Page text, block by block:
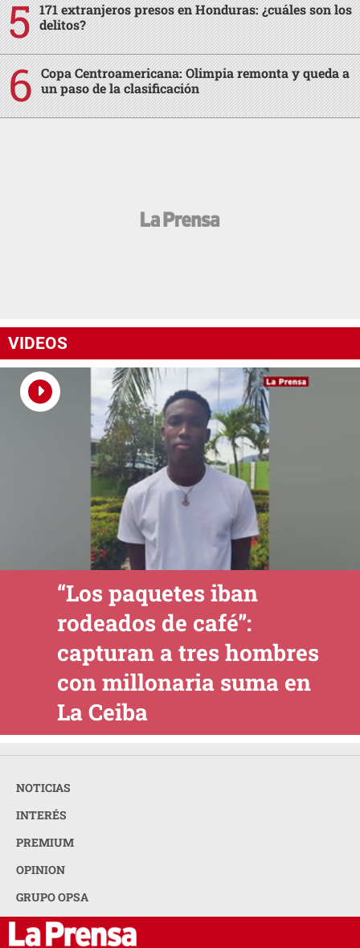
171 extranjeros presos en Honduras: ¿cuáles son los
delitos?
Copa Centroamericana: Olimpia remonta y queda a
un paso de la clasificación
VIDEOS
“Los paquetes iban
rodeados de café”:
capturan a tres hombres
con millonaria suma en
La Ceiba
NOTICIAS
INTERÉS
PREMIUM
OPINION
GRUPO OPSA